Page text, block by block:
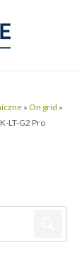
» On grid »
LT-G2 Pro